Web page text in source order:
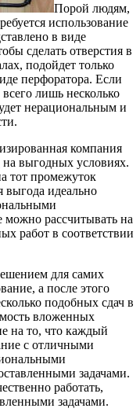
Порой людям,
использование
в виде
сделать отверстия в
подойдет только
перфоратора. Если
лишь несколько
нерациональным и
компания
на выгодных условиях.
тот промежуток
идеально
можно рассчитывать на
работ в соответствии
для самих
а после этого
подобных сдач в
вложенных
на то, что каждый
с отличными
задачами.
работать,
задачами.